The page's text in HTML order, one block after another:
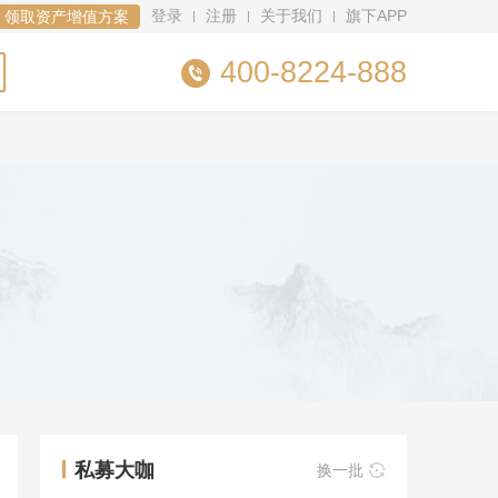
领取资产增值方案 登录 注册 关于我们 旗下APP
400-8224-888
私募大咖 换一批